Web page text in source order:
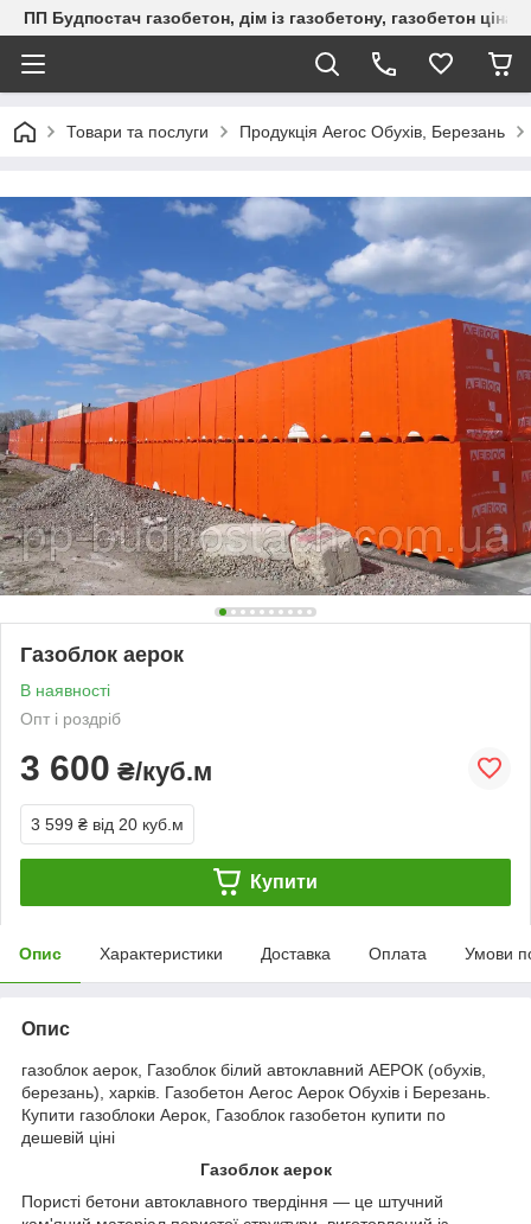
ПП Будпостач газобетон, дім із газобетону, газобетон
Товари та послуги Продукція Aeroc Обухів, Березань
Газоблок аерок
В наявності
Опт і роздріб
3 600 ₴/куб.м
3 599 ₴ від 20 куб.м
Купити
Опис Характеристики Доставка Оплата Умови
Опис
газоблок аерок, Газоблок білий автоклавний АЕРОК (обухів,
березань), харків. Газобетон Aeroc Аерок Обухів і Березань.
Купити газоблоки Аерок, Газоблок газобетон купити по
дешевій ціні
Газоблок аерок
Пористі бетони автоклавного твердіння — це штучний